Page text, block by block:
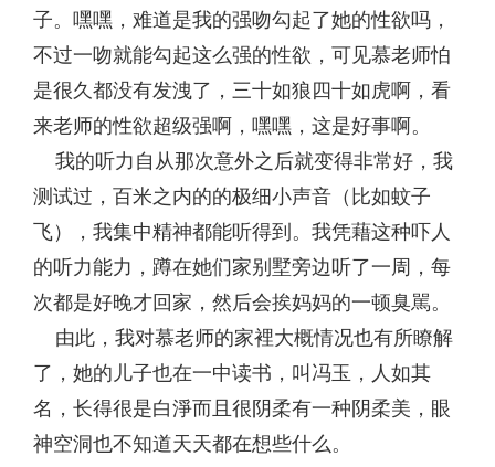
子。嘿嘿，难道是我的强吻勾起了她的性欲吗，
不过一吻就能勾起这么强的性欲，可见慕老师怕
是很久都没有发洩了，三十如狼四十如虎啊，看
来老师的性欲超级强啊，嘿嘿，这是好事啊。
我的听力自从那次意外之后就变得非常好，我
测试过，百米之内的的极细小声音（比如蚊子
飞），我集中精神都能听得到。我凭藉这种吓人
的听力能力，蹲在她们家别墅旁边听了一周，每
次都是好晚才回家，然后会挨妈妈的一顿臭駡。
由此，我对慕老师的家裡大概情况也有所瞭解
了，她的儿子也在一中读书，叫冯玉，人如其
名，长得很是白淨而且很阴柔有一种阴柔美，眼
神空洞也不知道天天都在想些什么。